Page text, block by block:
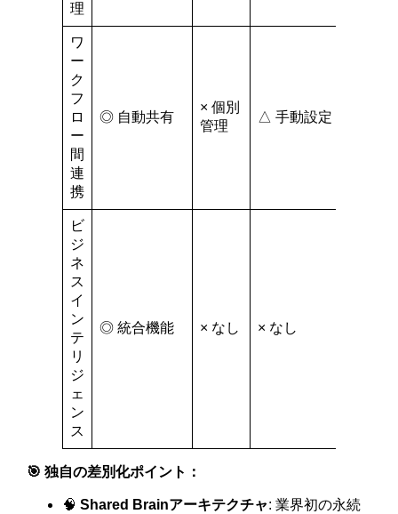
理
ワ
ー
ク
フ
ロ
ー
間
連
携
◎ 自動共有
× 個別
管理
△ 手動設定
ビ
ジ
ネ
ス
イ
ン
テ
リ
ジ
ェ
ン
ス
◎ 統合機能 × なし × なし
🎯 独自の差別化ポイント：
🧠Shared Brainアーキテクチャ: 業界初の永続